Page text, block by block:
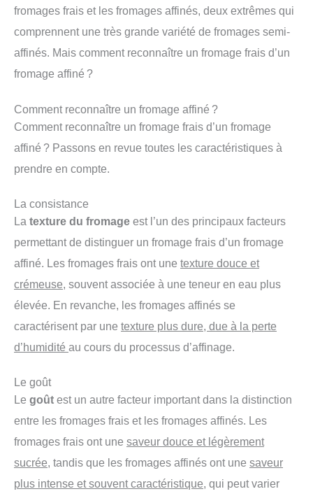
fromages frais et les fromages affinés, deux extrêmes qui
comprennent une très grande variété de fromages semi-
affinés. Mais comment reconnaître un fromage frais d’un
fromage affiné ?
Comment reconnaître un fromage affiné ?
Comment reconnaître un fromage frais d’un fromage
affiné ? Passons en revue toutes les caractéristiques à
prendre en compte.
La consistance
La texture du fromage est l’un des principaux facteurs
permettant de distinguer un fromage frais d’un fromage
affiné. Les fromages frais ont une texture douce et
crémeuse, souvent associée à une teneur en eau plus
élevée. En revanche, les fromages affinés se
caractérisent par une texture plus dure, due à la perte
d’humidité au cours du processus d’affinage.
Le goût
Le goût est un autre facteur important dans la distinction
entre les fromages frais et les fromages affinés. Les
fromages frais ont une saveur douce et légèrement
sucrée, tandis que les fromages affinés ont une saveur
plus intense et souvent caractéristique, qui peut varier